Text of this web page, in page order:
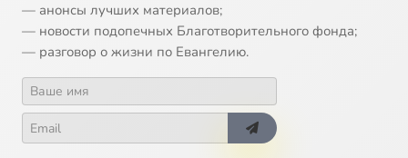
— анонсы лучших материалов;
— новости подопечных Благотворительного фонда;
— разговор о жизни по Евангелию.